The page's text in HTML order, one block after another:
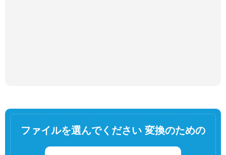
ファイルを選んでください 変換のための